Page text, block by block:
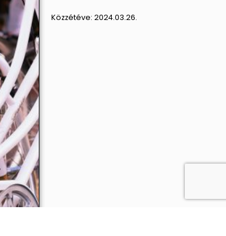
Közzétéve:2024.03.26.